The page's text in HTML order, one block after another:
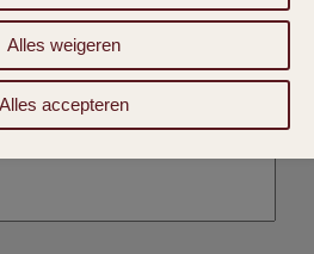
Alles weigeren
Alles accepteren